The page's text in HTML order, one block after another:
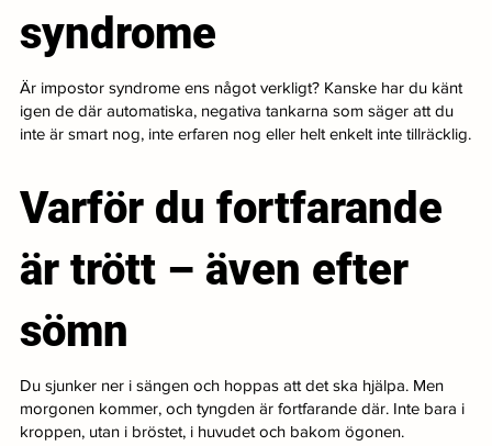
syndrome
Är impostor syndrome ens något verkligt? Kanske har du känt
igen de där automatiska, negativa tankarna som säger att du
inte är smart nog, inte erfaren nog eller helt enkelt inte tillräcklig.
Varför du fortfarande
är trött – även efter
sömn
Du sjunker ner i sängen och hoppas att det ska hjälpa. Men
morgonen kommer, och tyngden är fortfarande där. Inte bara i
kroppen, utan i bröstet, i huvudet och bakom ögonen.